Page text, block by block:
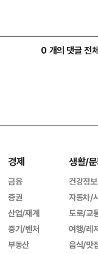
0 개의 댓글 전
경제
금융
증권
산업/재계
중기/벤처
부동산
생활/
건강정보
자동차/
도로/교
여행/레
음식/맛